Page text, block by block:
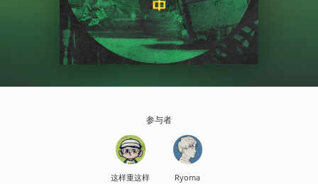
参与者
这样重这样
Ryoma